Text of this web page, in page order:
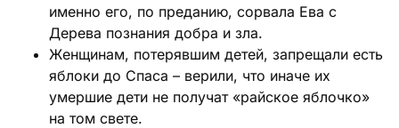
именно его, по преданию, сорвала Ева с
Дерева познания добра и зла.
Женщинам, потерявшим детей, запрещали есть
яблоки до Спаса – верили, что иначе их
умершие дети не получат «райское яблочко»
на том свете.